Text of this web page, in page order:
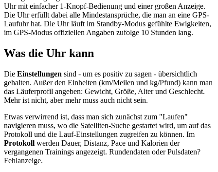
Uhr mit einfacher 1-Knopf-Bedienung und einer großen Anzeige.
Die Uhr erfüllt dabei alle Mindestansprüche, die man an eine GPS-
Laufuhr hat. Die Uhr läuft im Standby-Modus gefühlte Ewigkeiten,
im GPS-Modus offiziellen Angaben zufolge 10 Stunden lang.
Was die Uhr kann
Die Einstellungen sind - um es positiv zu sagen - übersichtlich
gehalten. Außer den Einheiten (km/Meilen und kg/Pfund) kann man
das Läuferprofil angeben: Gewicht, Größe, Alter und Geschlecht.
Mehr ist nicht, aber mehr muss auch nicht sein.
Etwas verwirrend ist, dass man sich zunächst zum "Laufen"
navigieren muss, wo die Satelliten-Suche gestartet wird, um auf das
Protokoll und die Lauf-Einstellungen zugreifen zu können. Im
Protokoll werden Dauer, Distanz, Pace und Kalorien der
vergangenen Trainings angezeigt. Rundendaten oder Pulsdaten?
Fehlanzeige.